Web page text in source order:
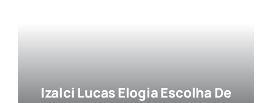
Izalci Lucas Elogia Escolha De